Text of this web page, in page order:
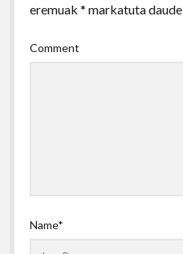
eremuak * markatuta daude
Comment
Name*